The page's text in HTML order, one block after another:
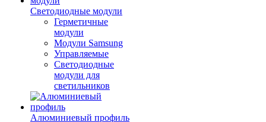
Светодиодные модули
Герметичные
модули
Модули Samsung
Управляемые
Светодиодные
модули для
светильников
Алюминиевый профиль